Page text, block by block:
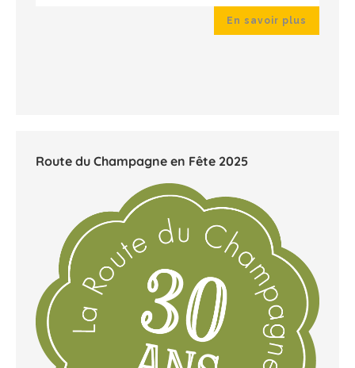
En savoir plus
Route du Champagne en Fête 2025